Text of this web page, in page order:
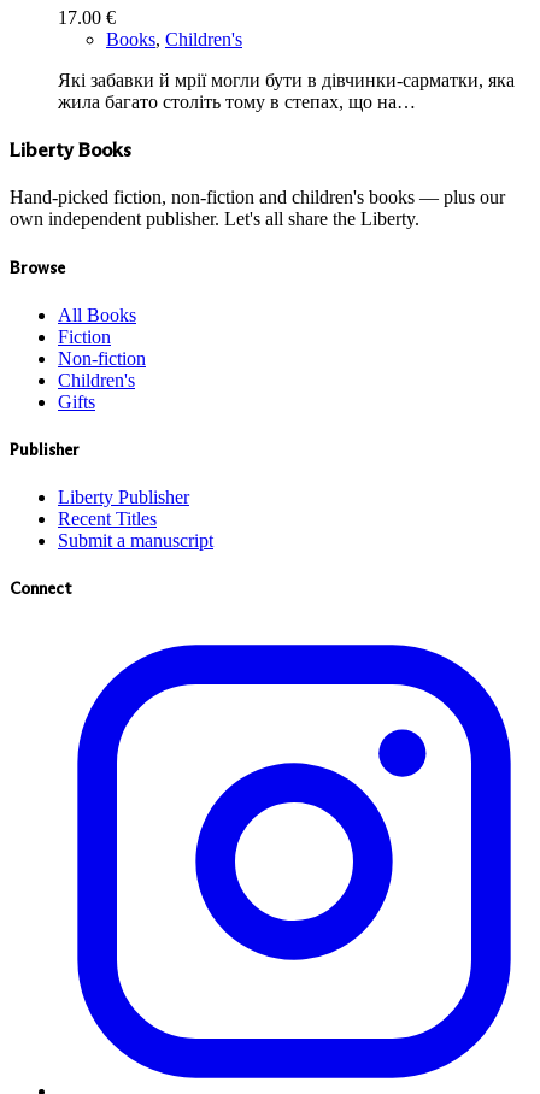
17.00 €
Books, Children's
Які забавки й мрії могли бути в дівчинки-сарматки, яка
жила багато століть тому в степах, що на…
Liberty Books
Hand-picked fiction, non-fiction and children's books — plus our
own independent publisher. Let's all share the Liberty.
Browse
All Books
Fiction
Non-fiction
Children's
Gifts
Publisher
Liberty Publisher
Recent Titles
Submit a manuscript
Connect